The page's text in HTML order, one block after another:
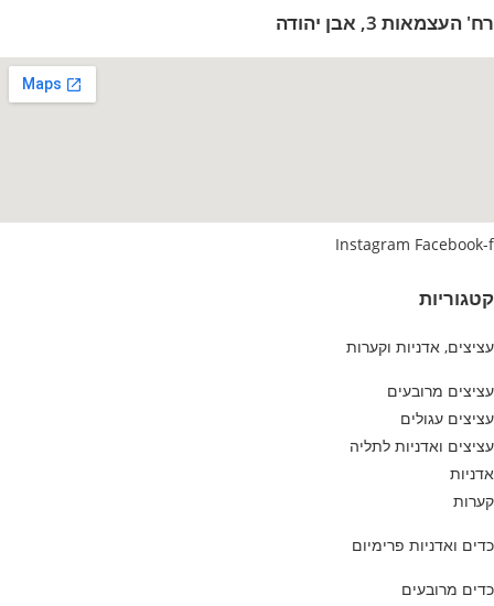
רח' העצמאות 3, אבן יהודה
Instagram Facebook-f
קטגוריות
עציצים, אדניות וקערות
עציצים מרובעים
עציצים עגולים
עציצים ואדניות לתליה
אדניות
קערות
כדים ואדניות פרימיום
כדים מרובעים